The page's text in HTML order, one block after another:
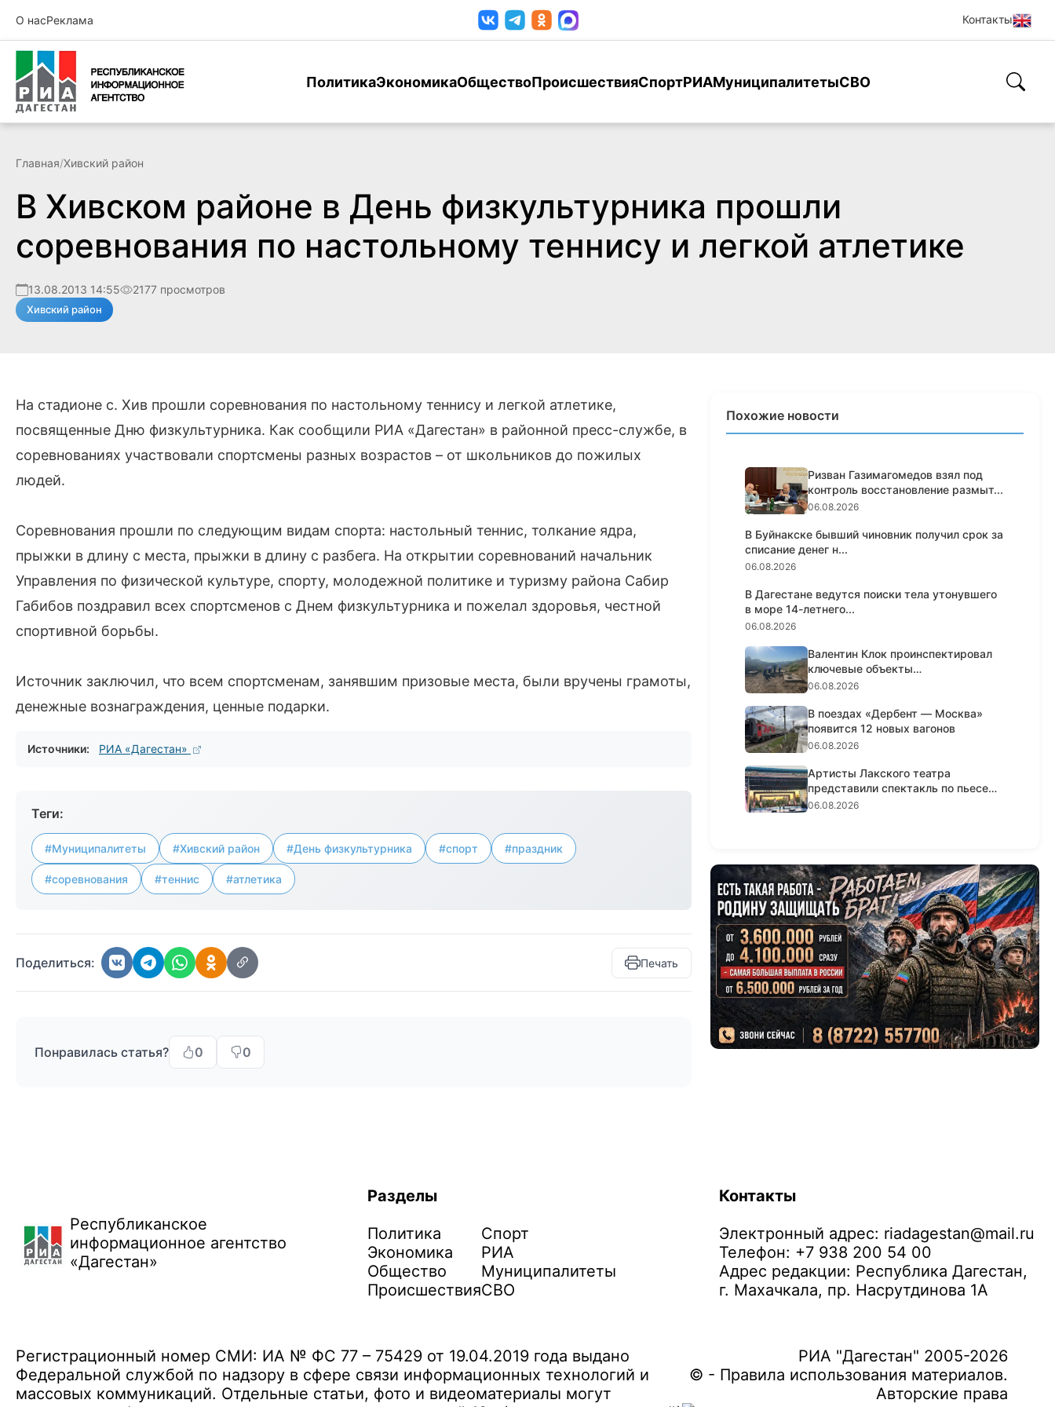
О насРеклама Контакты
ПолитикаЭкономикаОбществоПроисшествияСпортРИАМуниципалитетыСВО
Главная/Хивский район
В Хивском районе в День физкультурника прошли
соревнования по настольному теннису и легкой атлетике
13.08.2013 14:55 2177 просмотров
Хивский район
На стадионе с. Хив прошли соревнования по настольному теннису и легкой атлетике,
посвященные Дню физкультурника. Как сообщили РИА «Дагестан» в районной пресс-службе, в
соревнованиях участвовали спортсмены разных возрастов – от школьников до пожилых
людей.
Соревнования прошли по следующим видам спорта: настольный теннис, толкание ядра,
прыжки в длину с места, прыжки в длину с разбега. На открытии соревнований начальник
Управления по физической культуре, спорту, молодежной политике и туризму района Сабир
Габибов поздравил всех спортсменов с Днем физкультурника и пожелал здоровья, честной
спортивной борьбы.
Источник заключил, что всем спортсменам, занявшим призовые места, были вручены грамоты,
денежные вознаграждения, ценные подарки.
Источники: РИА «Дагестан»
Теги:
#Муниципалитеты #Хивский район #День физкультурника #спорт #праздник
#соревнования #теннис #атлетика
Поделиться: Печать
Понравилась статья? 0 0
Похожие новости
Ризван Газимагомедов взял под
контроль восстановление размыт...
06.08.2026
В Буйнакске бывший чиновник получил срок за
списание денег н...
06.08.2026
В Дагестане ведутся поиски тела утонувшего
в море 14-летнего...
06.08.2026
Валентин Клок проинспектировал
ключевые объекты
водоснабжени...
06.08.2026
В поездах «Дербент — Москва»
появится 12 новых вагонов
06.08.2026
Артисты Лакского театра
представили спектакль по пьесе
Шексп...
06.08.2026
Республиканское
информационное агентство
«Дагестан»
Разделы
Политика
Экономика
Общество
Происшествия
Спорт
РИА
Муниципалитеты
СВО
Контакты
Электронный адрес: riadagestan@mail.ru
Телефон: +7 938 200 54 00
Адрес редакции: Республика Дагестан,
г. Махачкала, пр. Насрутдинова 1А
Регистрационный номер СМИ: ИА № ФС 77 – 75429 от 19.04.2019 года выдано
Федеральной службой по надзору в сфере связи информационных технологий и
массовых коммуникаций. Отдельные статьи, фото и видеоматериалы могут
РИА "Дагестан" 2005-2026
© - Правила использования материалов.
Авторские права